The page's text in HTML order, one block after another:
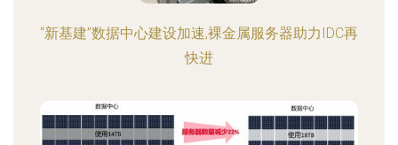
“新基建”数据中心建设加速,裸金属服务器助力IDC再
快进